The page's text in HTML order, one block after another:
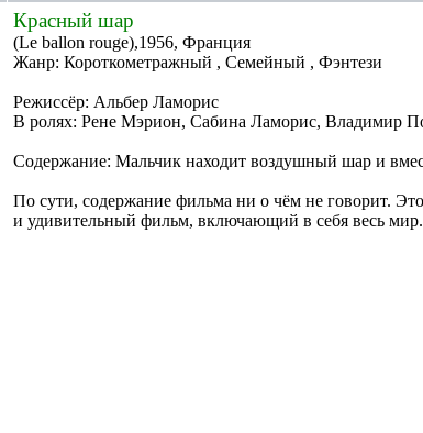
Красный шар
(Le ballon rouge),1956, Франция
Жанр: Короткометражный , Семейный , Фэнтези
Режиссёр: Альбер Ламорис
В ролях: Рене Мэрион, Сабина Ламорис, Владимир
Содержание: Мальчик находит воздушный шар и
По сути, содержание фильма ни о чём не говорит.
и удивительный фильм, включающий в себя весь мир.